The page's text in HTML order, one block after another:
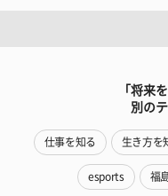
「将来
別の
仕事を知る 生き方を
esports 福